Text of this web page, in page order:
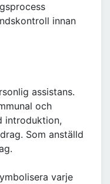
innan
assistans.
och
introduktion,
Som anställd
varje